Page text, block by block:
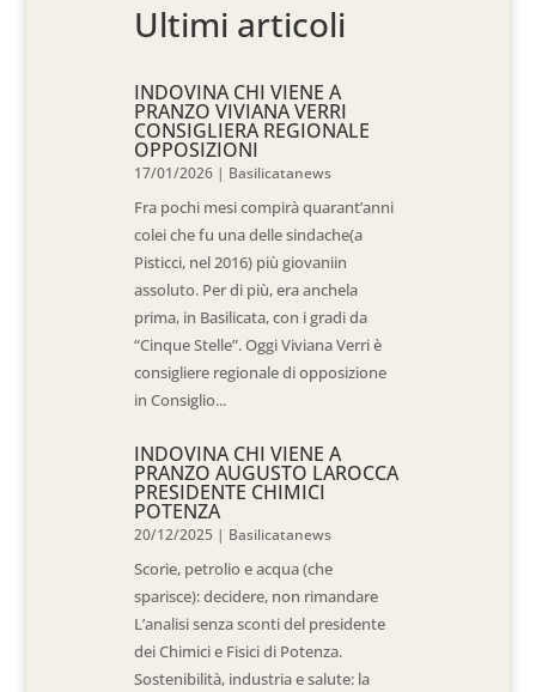
Ultimi articoli
INDOVINA CHI VIENE A
PRANZO VIVIANA VERRI
CONSIGLIERA REGIONALE
OPPOSIZIONI
17/01/2026 | Basilicatanews
Fra pochi mesi compirà quarant’anni
colei che fu una delle sindache(a
Pisticci, nel 2016) più giovaniin
assoluto. Per di più, era anchela
prima, in Basilicata, con i gradi da
“Cinque Stelle”. Oggi Viviana Verri è
consigliere regionale di opposizione
in Consiglio...
INDOVINA CHI VIENE A
PRANZO AUGUSTO LAROCCA
PRESIDENTE CHIMICI
POTENZA
20/12/2025 | Basilicatanews
Scorie, petrolio e acqua (che
sparisce): decidere, non rimandare
L’analisi senza sconti del presidente
dei Chimici e Fisici di Potenza.
Sostenibilità, industria e salute: la